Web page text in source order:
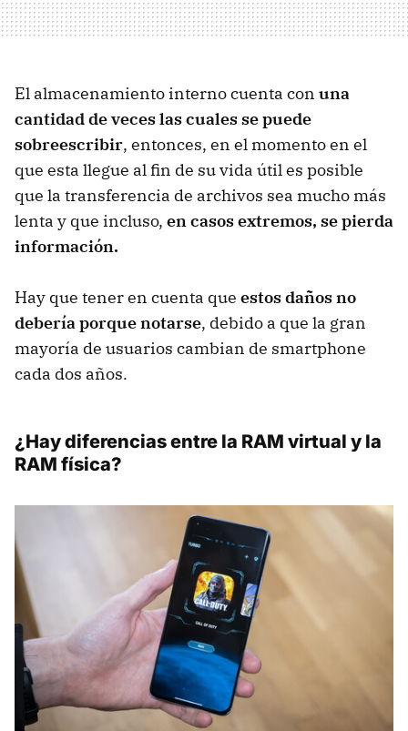
El almacenamiento interno cuenta con una
cantidad de veces las cuales se puede
sobreescribir, entonces, en el momento en el
que esta llegue al fin de su vida útil es posible
que la transferencia de archivos sea mucho más
lenta y que incluso, en casos extremos, se pierda
información.
Hay que tener en cuenta que estos daños no
debería porque notarse, debido a que la gran
mayoría de usuarios cambian de smartphone
cada dos años.
¿Hay diferencias entre la RAM virtual y la
RAM física?